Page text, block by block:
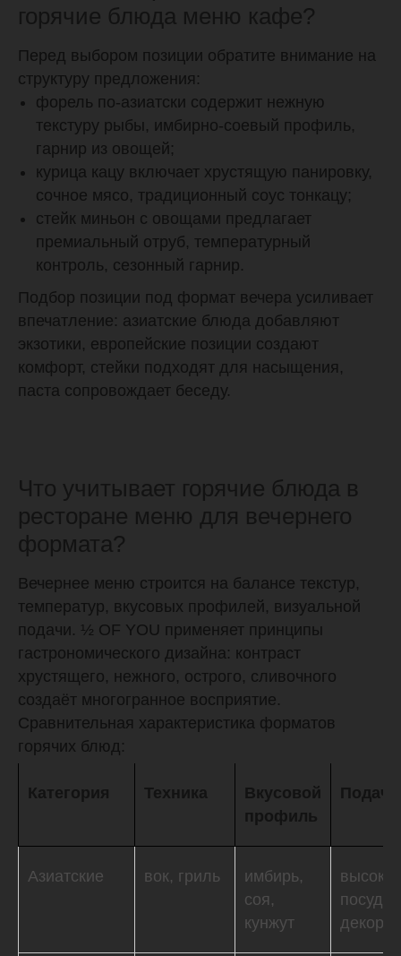
горячие блюда меню кафе?
Перед выбором позиции обратите внимание на
структуру предложения:
форель по-азиатски содержит нежную
текстуру рыбы, имбирно-соевый профиль,
гарнир из овощей;
курица кацу включает хрустящую панировку,
сочное мясо, традиционный соус тонкацу;
стейк миньон с овощами предлагает
премиальный отруб, температурный
контроль, сезонный гарнир.
Подбор позиции под формат вечера усиливает
впечатление: азиатские блюда добавляют
экзотики, европейские позиции создают
комфорт, стейки подходят для насыщения,
паста сопровождает беседу.
Что учитывает горячие блюда в
ресторане меню для вечернего
формата?
Вечернее меню строится на балансе текстур,
температур, вкусовых профилей, визуальной
подачи. ½ OF YOU применяет принципы
гастрономического дизайна: контраст
хрустящего, нежного, острого, сливочного
создаёт многогранное восприятие.
Сравнительная характеристика форматов
горячих блюд:
Категория Техника
Вкусовой
профиль
Подача
Азиатские вок, гриль
имбирь,
соя,
кунжут
посуда,
декор